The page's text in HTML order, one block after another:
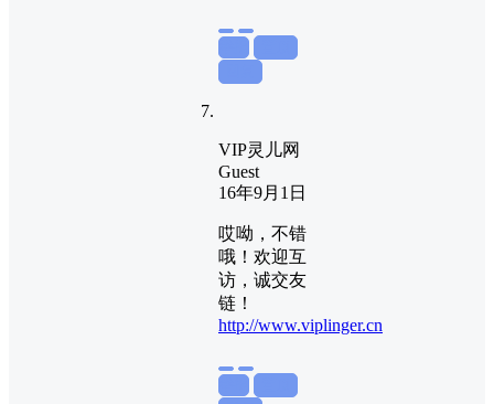
VIP灵儿网
Guest
16年9月1日
哎呦，不错
哦！欢迎互
访，诚交友
链！
http://www.viplinger.cn